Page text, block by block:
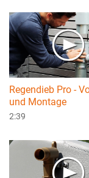
Regendieb Pro -
und Montage
2:39